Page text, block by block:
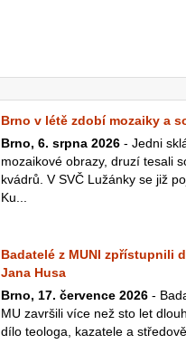
Brno v létě zdobí mozaiky a
Brno, 6. srpna 2026 - Jedni
mozaikové obrazy, druzí tesali
kvádrů. V SVČ Lužánky se již
Ku...
Badatelé z MUNI zpřístupnili
Jana Husa
Brno, 17. července 2026 -
MU završili více než sto let
dílo teologa, kazatele a